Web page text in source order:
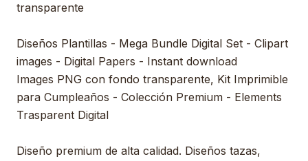
transparente
Diseños Plantillas - Mega Bundle Digital Set - Clipart
images - Digital Papers - Instant download
Images PNG con fondo transparente, Kit Imprimible
para Cumpleaños - Colección Premium - Elements
Trasparent Digital
Diseño premium de alta calidad. Diseños tazas,